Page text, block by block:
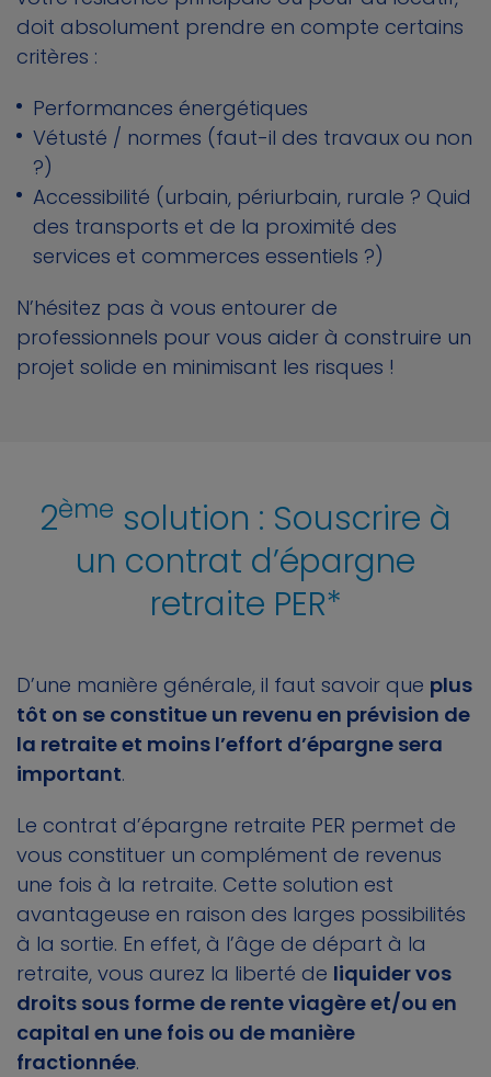
doit absolument prendre en compte certains
critères :
Performances énergétiques
Vétusté / normes (faut-il des travaux ou non
?)
Accessibilité (urbain, périurbain, rurale ? Quid
des transports et de la proximité des
services et commerces essentiels ?)
N’hésitez pas à vous entourer de
professionnels pour vous aider à construire un
projet solide en minimisant les risques !
2ème solution : Souscrire à
un contrat d’épargne
retraite PER*
D’une manière générale, il faut savoir que plus
tôt on se constitue un revenu en prévision de
la retraite et moins l’effort d’épargne sera
important.
Le contrat d’épargne retraite PER permet de
vous constituer un complément de revenus
une fois à la retraite. Cette solution est
avantageuse en raison des larges possibilités
à la sortie. En effet, à l’âge de départ à la
retraite, vous aurez la liberté de liquider vos
droits sous forme de rente viagère et/ou en
capital en une fois ou de manière
fractionnée.